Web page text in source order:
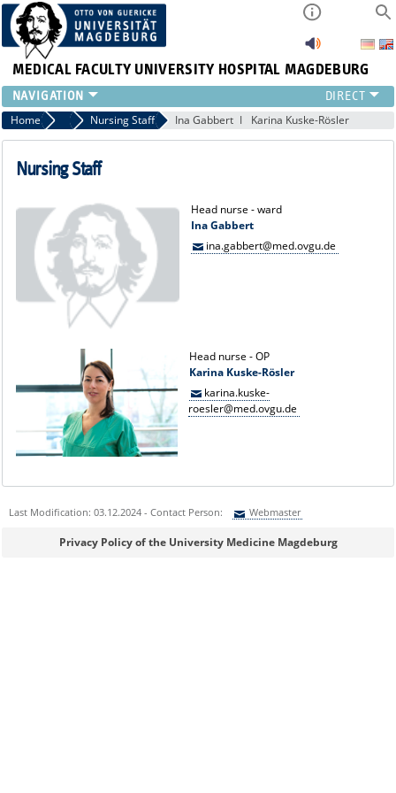
MEDICAL FACULTY UNIVERSITY HOSPITAL MAGDEBURG
CURRENT
CLINIC
TEAM
TEACHING
REFERRAL
CONTACT
Home Team Nursing Staff Ina Gabbert Karina Kuske-Rösler
Nursing Staff
Head nurse - ward
Ina Gabbert
ina.gabbert@med.ovgu.de
Head nurse - OP
Karina Kuske-Rösler
karina.kuske-
roesler@med.ovgu.de
Last Modification: 03.12.2024 - Contact Person: Webmaster
Sie können eine Nachricht versenden an:Webmaster
Privacy Policy of the University Medicine Magdeburg